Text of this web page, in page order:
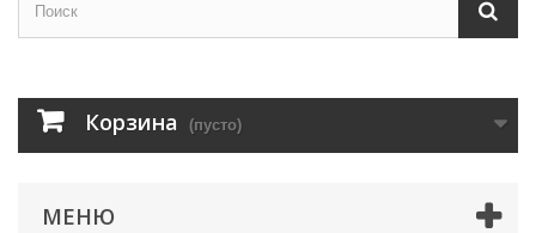
Корзина (пусто)
МЕНЮ